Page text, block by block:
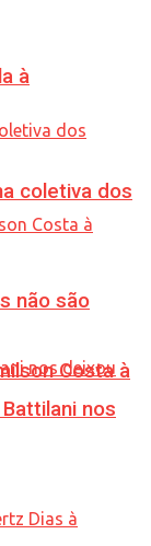
à
Costa à
coletiva dos
não são
nos